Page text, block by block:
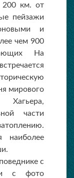
200 км. от
пейзажи
и
чем 900
На
мирового
части
наиболее
с
и с фото